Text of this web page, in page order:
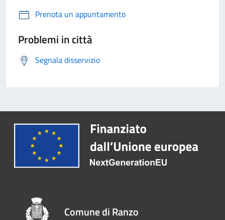
Prenota un appuntamento
Problemi in città
Segnala disservizio
Comune di Ranzo